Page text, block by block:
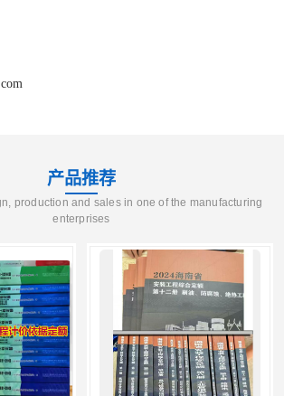
产品推荐
production and sales in one of the manufacturing
enterprises